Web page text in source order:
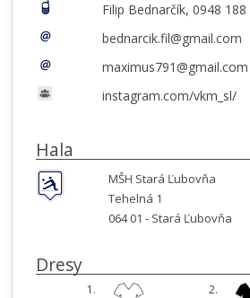
Filip Bednarčík, 0948 188
bednarcik.fil@gmail.com
maximus791@gmail.com
instagram.com/vkm_sl/
Hala
MŠH Stará Ľubovňa
Tehelná 1
064 01 - Stará Ľubovňa
Dresy
1. 2.